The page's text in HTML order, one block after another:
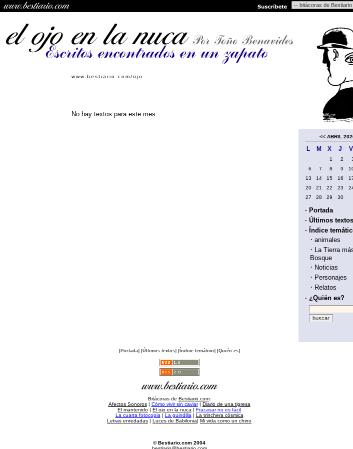
www.bestiario.com/ojo
No hay textos para este mes.
<< ABRIL
L M X J V
1 2
6
7 8 9
13
14 15 16
20
21 22 23
27
28 29 30
· Portada
· Últimos textos
· Índice
· animales
· La Tierra
Bosque
· Noticias
· Personajes
· Relatos
· ¿Quién es?
[Portada] [Últimos textos] [Índice temático] [Quién es]
Bitácoras de Bestiario.com:
Afectos Sonoros| Cómo vivir sin caviar| Diario de una tigresa
El mantenido | El ojo en la nuca | Fracasar no es fácil
La cuarta fotocopia | La guindilla | La trinchera cósmica
Letras enredadas | Luces de Babilonia| Mi vida como un chino
© Bestiario.com 2004